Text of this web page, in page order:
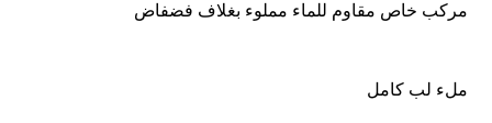
مركب خاص مقاوم للماء مملوء بغلاف فضفاض
ملء لب كامل